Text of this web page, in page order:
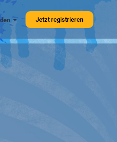
Jetzt registrieren